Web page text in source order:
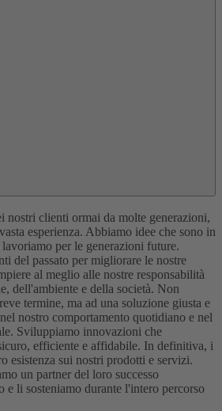
nostri clienti ormai da molte generazioni,
esperienza. Abbiamo idee che sono in
per le generazioni future.
del passato per migliorare le nostre
al meglio alle nostre responsabilità
dell'ambiente e della società. Non
termine, ma ad una soluzione giusta e
nostro comportamento quotidiano e nel
Sviluppiamo innovazioni che
efficiente e affidabile. In definitiva, i
esistenza sui nostri prodotti e servizi.
un partner del loro successo
e li sosteniamo durante l'intero percorso